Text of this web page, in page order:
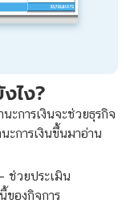
ไง?
ะการเงินจะช่วยธุรกิจ
ะการเงินขึ้นมาอ่าน
– ช่วยประเมิน
ของกิจการ